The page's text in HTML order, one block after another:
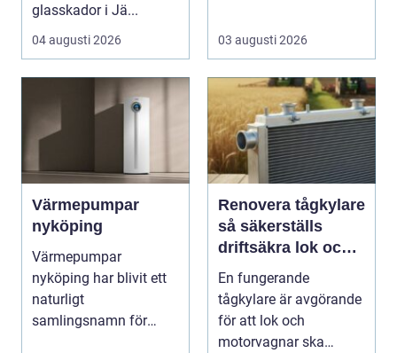
glasskador i Jä...
04 augusti 2026 03 augusti 2026
Värmepumpar
nyköping
Värmepumpar
nyköping har blivit ett
naturligt
samlingsnamn för
Renovera tågkylare
så säkerställs
driftsäkra lok och
tågsystem
En fungerande
tågkylare är avgörande
för att lok och
motorvagnar ska